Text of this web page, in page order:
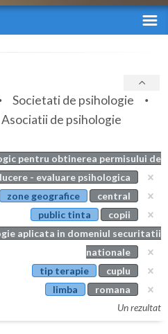
Societati de psihologie
Asociatii de psihologie
pentru obtinerea permisului de
- evaluare psihologica
zone geografice
central
public tinta
copii
aplicata in domeniul securitatii
nationale
tip terapie
cuplu
limba
romana
Un rezultat